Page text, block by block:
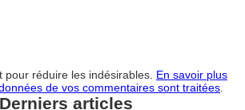
pour réduire les indésirables. En savoir plus
de vos commentaires sont traitées
Derniers articles